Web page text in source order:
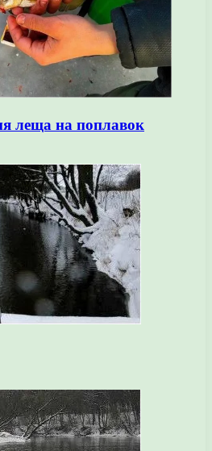
леща на поплавок